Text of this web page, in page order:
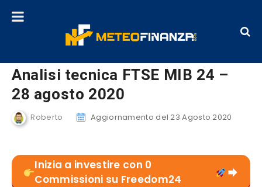
Analisi tecnica FTSE MIB 24 –
28 agosto 2020
Roberto Aggiornamento del 23 Agosto 2020
Inizia a investire con 0
Commissioni su Freedom24